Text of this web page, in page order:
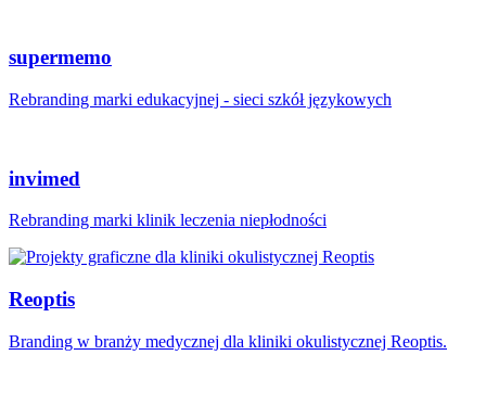
supermemo
Rebranding marki edukacyjnej - sieci szkół językowych
invimed
Rebranding marki klinik leczenia niepłodności
Reoptis
Branding w branży medycznej dla kliniki okulistycznej Reoptis.